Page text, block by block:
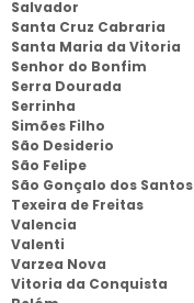
Salvador
Santa Cruz Cabraria
Santa Maria da Vitoria
Senhor do Bonfim
Serra Dourada
Serrinha
Simões Filho
São Desiderio
São Felipe
São Gonçalo dos Santos
Texeira de Freitas
Valencia
Valenti
Varzea Nova
Vitoria da Conquista